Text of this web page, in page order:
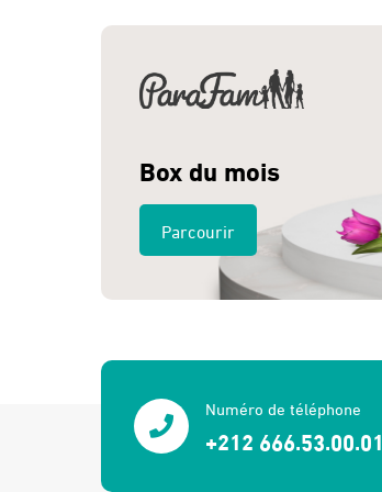
Box du mois
Parcourir
Numéro de téléphone
+212 666.53.00.01